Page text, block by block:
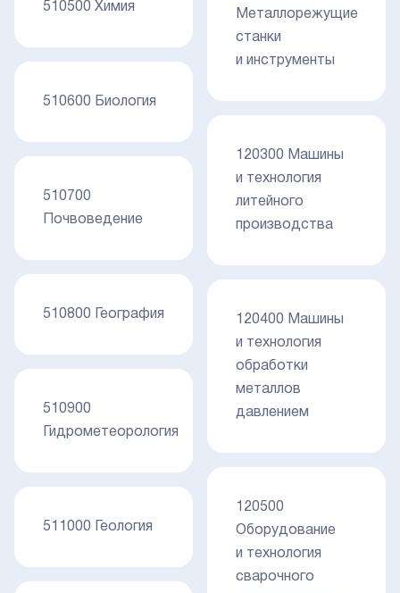
510500 Химия
510600 Биология
510700
Почвоведение
510800 География
510900
Гидрометеорология
511000 Геология
Металлорежущие
станки
и инструменты
120300 Машины
и технология
литейного
производства
120400 Машины
и технология
обработки
металлов
давлением
120500
Оборудование
и технология
сварочного